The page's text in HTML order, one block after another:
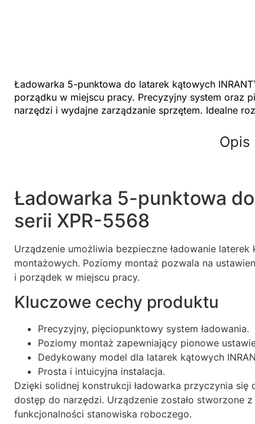
Ładowarka 5-punktowa do latarek kątowych
porządku w miejscu pracy. Precyzyjny system oraz
narzędzi i wydajne zarządzanie sprzętem. Idealne
Opis
Ładowarka 5-punktowa
serii XPR-5568
Urządzenie umożliwia bezpieczne ładowanie
montażowych. Poziomy montaż pozwala na
i porządek w miejscu pracy.
Kluczowe cechy produktu
Precyzyjny, pięciopunktowy system ładowania.
Poziomy montaż zapewniający pionowe
Dedykowany model dla latarek kątowych
Prosta i intuicyjna instalacja.
Dzięki solidnej konstrukcji ładowarka przyczynia
dostęp do narzędzi. Urządzenie zostało stworzone
funkcjonalności stanowiska roboczego.